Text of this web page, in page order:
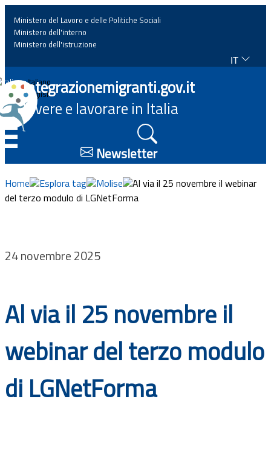
Home
News
Approfondimenti
Eventi
Progetti
Bandi
Guide
Ministero del Lavoro e delle Politiche Sociali
Ministero dell'interno
Ministero dell'istruzione
IT
Italiano
English
Integrazionemigranti.gov.it
Vivere e lavorare in Italia
Newsletter
Home Esplora tag Molise
Al via il 25 novembre il webinar
del terzo modulo di LGNetForma
24 novembre 2025
Al via il 25 novembre il
webinar del terzo modulo
di LGNetForma